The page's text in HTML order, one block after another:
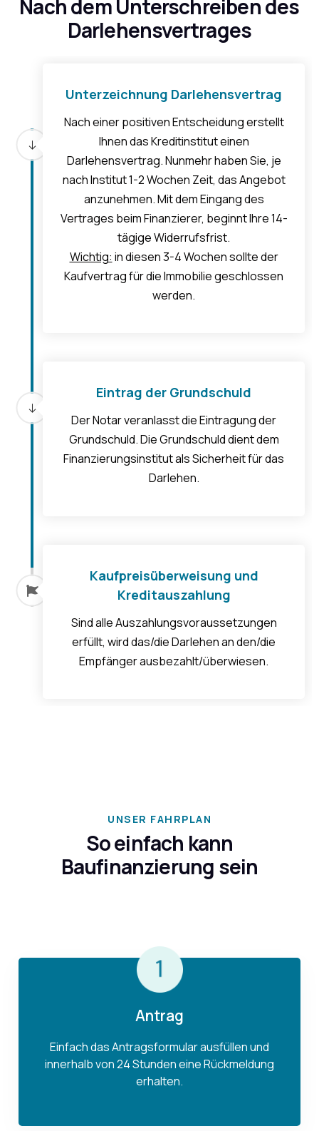
Nach dem Unterschreiben des
Darlehensvertrages
Unterzeichnung Darlehensvertrag
Nach einer positiven Entscheidung erstellt
Ihnen das Kreditinstitut einen
Darlehensvertrag. Nunmehr haben Sie, je
nach Institut 1-2 Wochen Zeit, das Angebot
anzunehmen. Mit dem Eingang des
Vertrages beim Finanzierer, beginnt Ihre 14-
tägige Widerrufsfrist.
Wichtig: in diesen 3-4 Wochen sollte der
Kaufvertrag für die Immobilie geschlossen
werden.
Eintrag der Grundschuld
Der Notar veranlasst die Eintragung der
Grundschuld. Die Grundschuld dient dem
Finanzierungsinstitut als Sicherheit für das
Darlehen.
Kaufpreisüberweisung und
Kreditauszahlung
Sind alle Auszahlungsvoraussetzungen
erfüllt, wird das/die Darlehen an den/die
Empfänger ausbezahlt/überwiesen.
UNSER FAHRPLAN
So einfach kann
Baufinanzierung sein
Antrag
Einfach das Antragsformular ausfüllen und
innerhalb von 24 Stunden eine Rückmeldung
erhalten.